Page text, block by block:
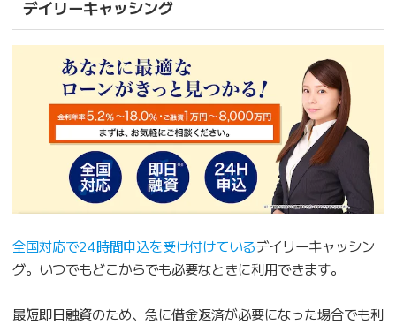
デイリーキャッシング
全国対応で24時間申込を受け付けているデイリーキャッシン
グ。いつでもどこからでも必要なときに利用できます。
最短即日融資のため、急に借金返済が必要になった場合でも利